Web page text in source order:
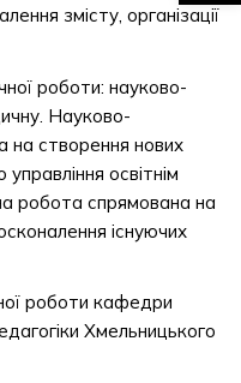
змісту, організації
роботи: науково-
Науково-
на створення нових
освітнім
робота спрямована на
існуючих
роботи кафедри
Хмельницького